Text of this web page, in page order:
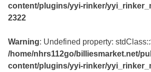
content/plugins/yyi-rinker/
2322
Warning: Undefined property:
/home/nhrs112go/billiesmarket.net/
content/plugins/yyi-rinker/